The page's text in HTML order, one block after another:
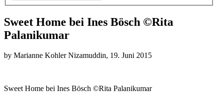
Sweet Home bei Ines Bösch ©Rita
Palanikumar
by Marianne Kohler Nizamuddin, 19. Juni 2015
Sweet Home bei Ines Bösch ©Rita Palanikumar